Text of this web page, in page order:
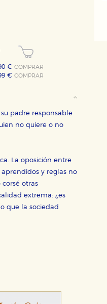
€COMPRAR
€COMPRAR
padre responsable
no quiere o no
La oposición entre
y reglas no
otras
extrema: ¿es
que la sociedad